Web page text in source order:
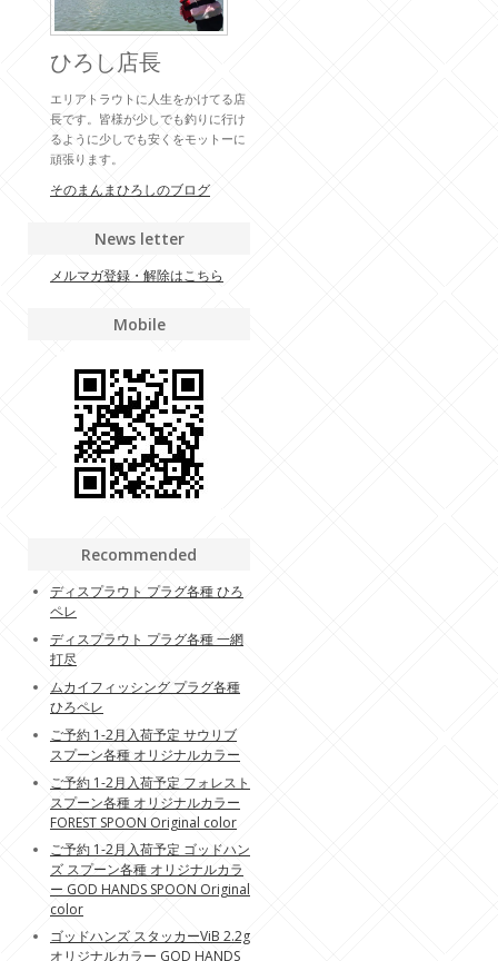
ひろし店長
エリアトラウトに人生をかけてる店
長です。皆様が少しでも釣りに行け
るように少しでも安くをモットーに
頑張ります。
そのまんまひろしのブログ
News letter
メルマガ登録・解除はこちら
Mobile
Recommended
ディスプラウト プラグ各種 ひろ
ペレ
ディスプラウト プラグ各種 一網
打尽
ムカイフィッシング プラグ各種
ひろペレ
ご予約 1-2月入荷予定 サウリブ
スプーン各種 オリジナルカラー
ご予約 1-2月入荷予定 フォレスト
スプーン各種 オリジナルカラー
FOREST SPOON Original color
ご予約 1-2月入荷予定 ゴッドハン
ズ スプーン各種 オリジナルカラ
ー GOD HANDS SPOON Original
color
ゴッドハンズ スタッカーViB 2.2g
オリジナルカラー GOD HANDS